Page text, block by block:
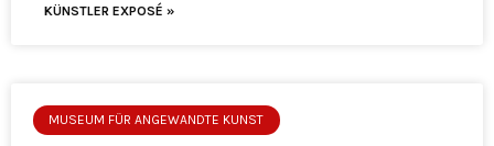
KÜNSTLER EXPOSÉ »
MUSEUM FÜR ANGEWANDTE KUNST